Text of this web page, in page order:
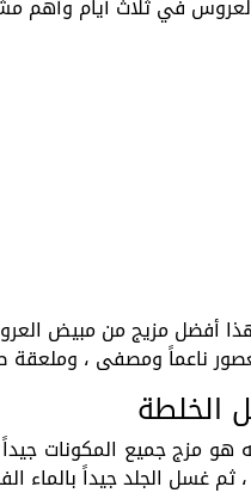
هذا أفضل مزيج من مبيض
ناعماً ومصفى ،
الخلطة
هو مزج جميع المكونات
غسل الجلد جيداً بالماء